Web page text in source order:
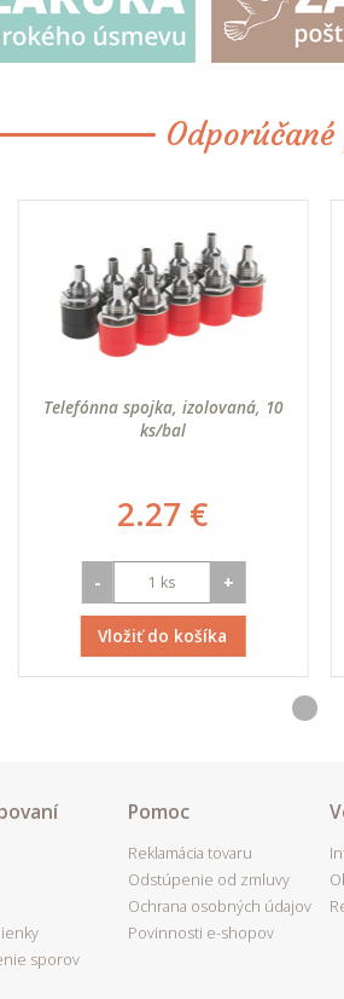
Telefónna spojka, izolovaná, 10
ks/bal
2.27 €
- +
Vložiť do košíka
sporov
Pomoc
Reklamácia tovaru
Odstúpenie od zmluvy
Ochrana osobných údajov
Povinnosti e-shopov